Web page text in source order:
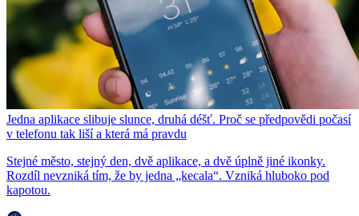
Jedna aplikace slibuje slunce, druhá déšť. Proč se předpovědi počasí
v telefonu tak liší a která má pravdu
Stejné město, stejný den, dvě aplikace, a dvě úplně jiné ikonky.
Rozdíl nevzniká tím, že by jedna „kecala“. Vzniká hluboko pod
kapotou.